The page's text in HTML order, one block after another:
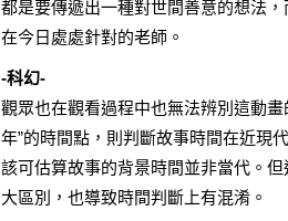
都是要傳遞出一種對世間善意的想法
在今日處處針對的老師。
-科幻-
觀眾也在觀看過程中也無法辨別這動
年”的時間點，則判斷故事時間在近現
該可估算故事的背景時間並非當代。
大區別，也導致時間判斷上有混淆。